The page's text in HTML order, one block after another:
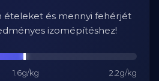
ételeket és mennyi fehérjét
izomépítéshez!
1.6g/kg 2.2g/kg